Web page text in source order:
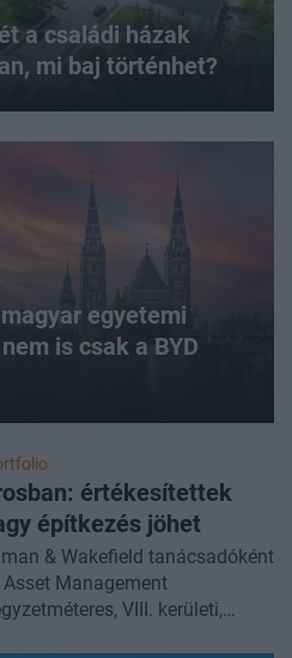
a családi házak
mi baj történhet?
egyetemi
is csak a BYD
értékesítettek
építkezés jöhet
& Wakefield tanácsadóként
Management
VIII. kerületi,